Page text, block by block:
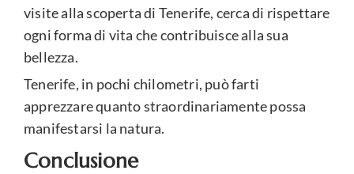
visite alla scoperta di Tenerife, cerca di rispettare
ogni forma di vita che contribuisce alla sua
bellezza.
Tenerife, in pochi chilometri, può farti
apprezzare quanto straordinariamente possa
manifestarsi la natura.
Conclusione